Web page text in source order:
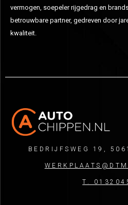
vermogen, soepeler rijgedrag en
betrouwbare partner, gedreven door
kwaliteit.
BEDRIJFSWEG 19,
T.